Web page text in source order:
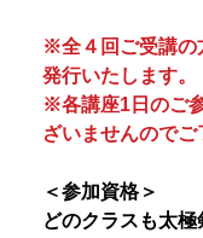
※全４回ご受講の
発行いたします。
※各講座1日のご
ざいませんのでご
＜参加資格＞
どのクラスも太